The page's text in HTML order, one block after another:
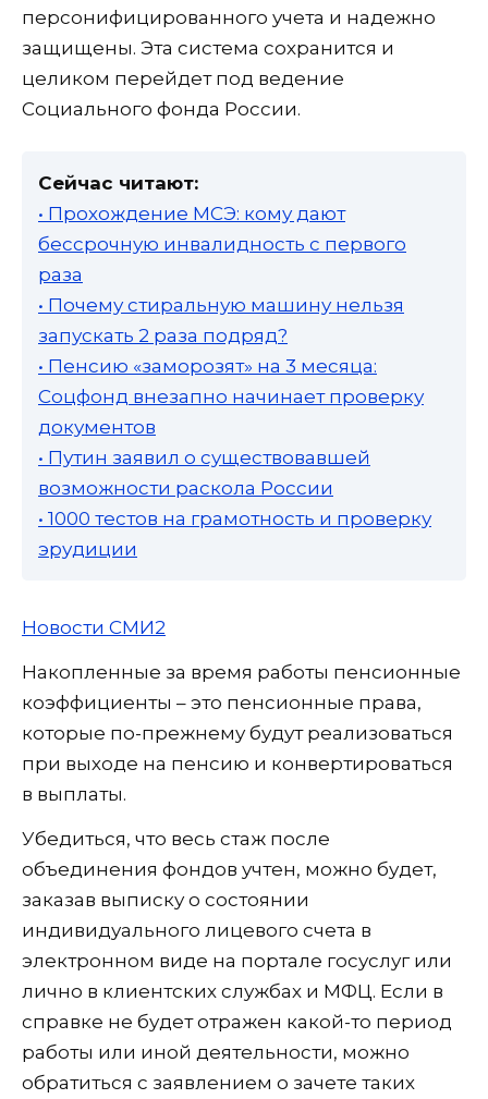
персонифицированного учета и надежно
защищены. Эта система сохранится и
целиком перейдет под ведение
Социального фонда России.
Сейчас читают:
• Прохождение МСЭ: кому дают
бессрочную инвалидность с первого
раза
• Почему стиральную машину нельзя
запускать 2 раза подряд?
• Пенсию «заморозят» на 3 месяца:
Соцфонд внезапно начинает проверку
документов
• Путин заявил о существовавшей
возможности раскола России
• 1000 тестов на грамотность и проверку
эрудиции
Новости СМИ2
Накопленные за время работы пенсионные
коэффициенты – это пенсионные права,
которые по-прежнему будут реализоваться
при выходе на пенсию и конвертироваться
в выплаты.
Убедиться, что весь стаж после
объединения фондов учтен, можно будет,
заказав выписку о состоянии
индивидуального лицевого счета в
электронном виде на портале госуслуг или
лично в клиентских службах и МФЦ. Если в
справке не будет отражен какой-то период
работы или иной деятельности, можно
обратиться с заявлением о зачете таких